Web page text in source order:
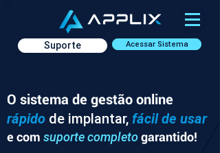
Acessar Sistema
Suporte
O sistema de gestão online
rápido de implantar, fácil de usar
e com suporte completogarantido!